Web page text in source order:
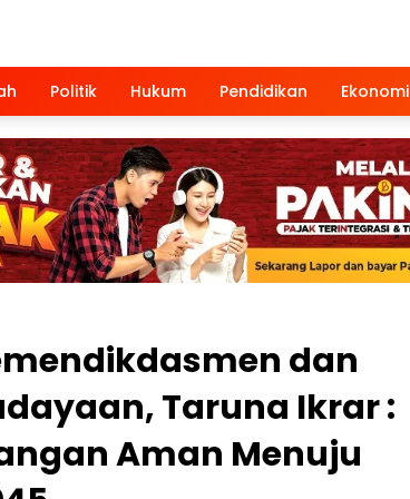
Politik Hukum Pendidikan Ekonomi
dan
Taruna Ikrar :
Aman Menuju